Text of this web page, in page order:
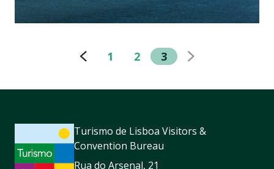
1 2 3
Turismo de Lisboa Visitors &
Convention Bureau
Rua do Arsenal, 21